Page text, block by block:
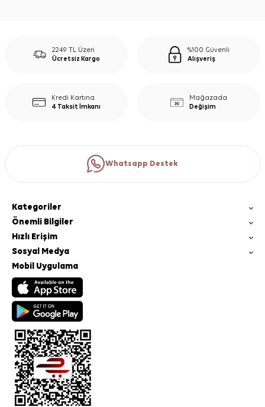
2249 TL Üzeri
Ücretsiz Kargo
%100 Güvenli
Alışveriş
Kredi Kartına
4 Taksit İmkanı
Mağazada
Değişim
Whatsapp Destek
Kategoriler
Önemli Bilgiler
Hızlı Erişim
Sosyal Medya
Mobil Uygulama